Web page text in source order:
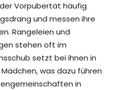
Vorpubertät häufig
und messen ihre
Rangeleien und
stehen oft im
setzt bei ihnen in
was dazu führen
in